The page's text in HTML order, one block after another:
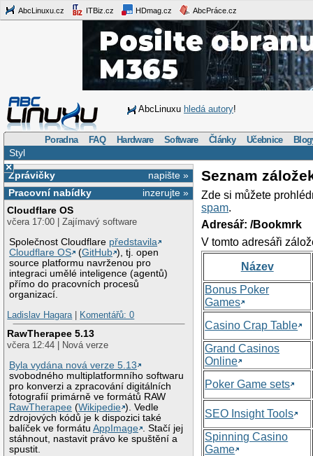
AbcLinuxu.cz ITBiz.cz HDmag.cz AbcPráce.cz
AbcLinuxu hledá autory!
Poradna FAQ Hardware Software Články Učebnice
Styl
×
napište »
Zprávičky
inzerujte »
Pracovní nabídky
Cloudflare OS
včera 17:00 | Zajímavý software
Společnost Cloudflare představila
Cloudflare OS
(GitHub ), tj. open
source platformu navrženou pro
integraci umělé inteligence (agentů)
přímo do pracovních procesů
organizací.
Ladislav Hagara| Komentářů: 0
RawTherapee 5.13
včera 12:44 | Nová verze
Byla vydána nová verze 5.13
svobodného multiplatformního softwaru
pro konverzi a zpracování digitálních
fotografií primárně ve formátů RAW
RawTherapee (Wikipedie ). Vedle
zdrojových kódů je k dispozici také
balíček ve formátuAppImage
. Stačí jej
stáhnout, nastavit právo ke spuštění a
spustit.
Seznam
Zde si můžete
spam.
Adresář: /Bookmrk
V tomto adresáři
Název
Bonus Poker
Games
Casino Crap Table
Grand Casinos
Online
Poker Game sets
SEO Insight Tools
Spinning Casino
Game